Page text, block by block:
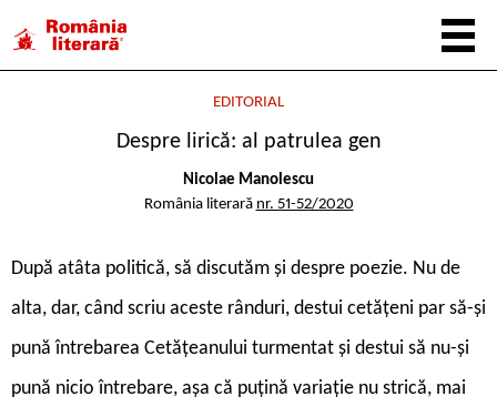
EDITORIAL
Despre lirică: al patrulea gen
Nicolae Manolescu
România literară nr. 51-52/2020
După atâta politică, să discutăm și despre poezie. Nu de
alta, dar, când scriu aceste rânduri, destui cetățeni par să-și
pună întrebarea Cetățeanului turmentat și destui să nu-și
pună nicio întrebare, așa că puțină variație nu strică, mai